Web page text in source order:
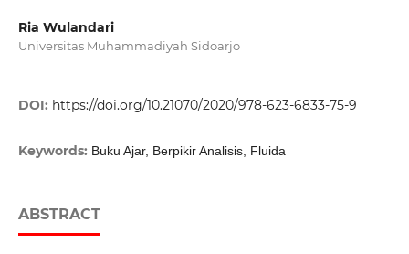
Ria Wulandari
Universitas Muhammadiyah Sidoarjo
DOI: https://doi.org/10.21070/2020/978-623-6833-75-9
Keywords: Buku Ajar, Berpikir Analisis, Fluida
ABSTRACT